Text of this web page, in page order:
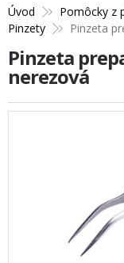
Úvod Pomôcky z
Pinzety
Pinzeta
Pinzeta
nerezová